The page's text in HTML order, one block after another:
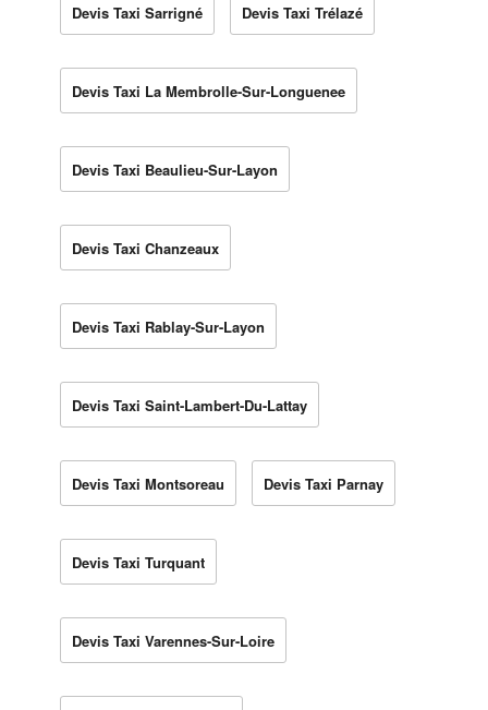
Devis Taxi Sarrigné Devis Taxi Trélazé
Devis Taxi La Membrolle-Sur-Longuenee
Devis Taxi Beaulieu-Sur-Layon
Devis Taxi Chanzeaux
Devis Taxi Rablay-Sur-Layon
Devis Taxi Saint-Lambert-Du-Lattay
Devis Taxi Montsoreau Devis Taxi Parnay
Devis Taxi Turquant
Devis Taxi Varennes-Sur-Loire